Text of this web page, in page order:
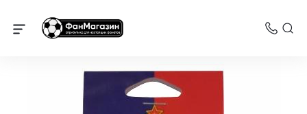
Сувениры